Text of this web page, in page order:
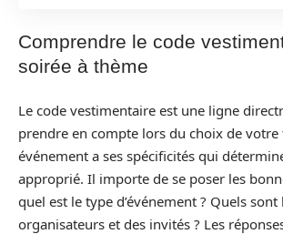
Comprendre le code
soirée à thème
Le code vestimentaire est une ligne
prendre en compte lors du choix de votre
événement a ses spécificités qui
approprié. Il importe de se poser les
quel est le type d’événement ? Quels
organisateurs et des invités ? Les